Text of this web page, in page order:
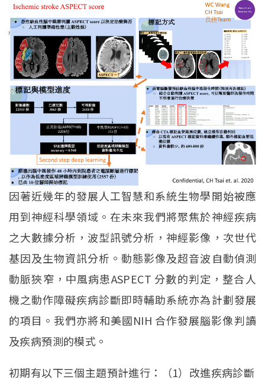
因著近幾年的發展人工智慧和系統生物學開始被應
用到神經科學領域。在未來我們將聚焦於神經疾病
之大數據分析，波型訊號分析，神經影像，次世代
基因及生物資訊分析。動態影像及超音波自動偵測
動脈狹窄，中風病患ASPECT 分數的判定，整合人
機之動作障礙疾病診斷即時輔助系統亦為計劃發展
的項目。我們亦將和美國NIH 合作發展腦影像判讀
及疾病預測的模式。
初期有以下三個主題預計進行：（1）改進疾病診斷